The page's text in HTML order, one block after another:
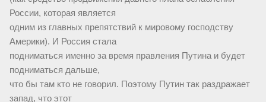
России, которая является
одним из главных препятствий к мировому господству
Америки). И Россия стала
подниматься именно за время правления Путина и будет
подниматься дальше,
что бы там кто не говорил. Поэтому Путин так раздражает
запад, что этот